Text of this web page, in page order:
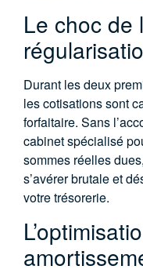
Le choc de
Durant les deux
les cotisations sont
forfaitaire. Sans
cabinet spécialisé
sommes réelles
s’avérer brutale et
votre trésorerie.